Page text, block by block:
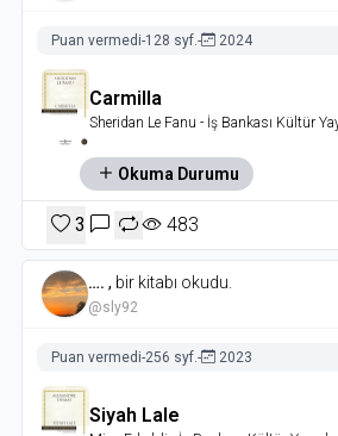
Puan vermedi-128 syf. - 2024
Carmilla
Sheridan Le Fanu - İş Bankası Kültür
Okuma Durumu
3 483
…. , bir kitabı okudu.
@sly92
Puan vermedi-256 syf. - 2023
Siyah Lale